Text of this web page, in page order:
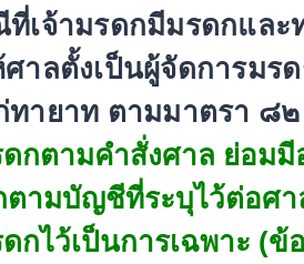
เจ้ามรดกมีมรดกและ
าลตั้งเป็นผู้จัดการมร
ทายาท ตามมาตรา ๘
กตามคำสั่งศาล ย่อม
ตามบัญชีที่ระบุไว้ต่อศ
กไว้เป็นการเฉพาะ (